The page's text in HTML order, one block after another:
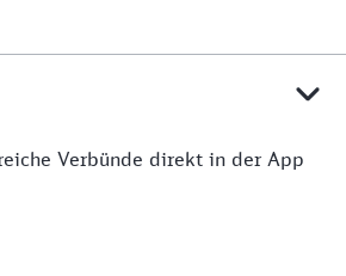
Verbünde direkt in der App